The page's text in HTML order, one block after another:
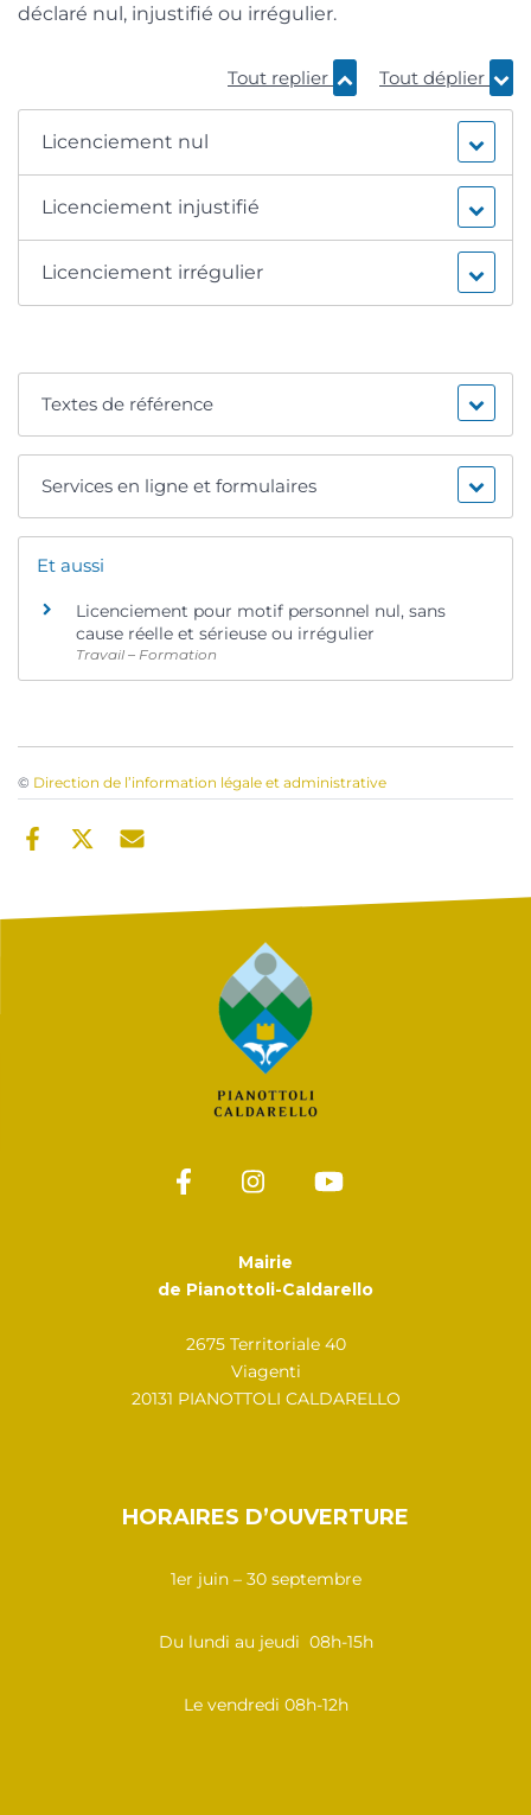
déclaré nul, injustifié ou irrégulier.
Tout replier Tout déplier
Licenciement nul
Licenciement injustifié
Licenciement irrégulier
Textes de référence
Services en ligne et formulaires
Et aussi
Licenciement pour motif personnel nul, sans
cause réelle et sérieuse ou irrégulier
Travail – Formation
© Direction de l’information légale et administrative
Mairie
de Pianottoli-Caldarello
2675 Territoriale 40
Viagenti
20131 PIANOTTOLI CALDARELLO
HORAIRES D’OUVERTURE
1er juin – 30 septembre
Du lundi au jeudi 08h-15h
Le vendredi 08h-12h